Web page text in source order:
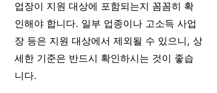
업장이 지원 대상에 포함되는지 꼼꼼히 확
인해야 합니다. 일부 업종이나 고소득 사업
장 등은 지원 대상에서 제외될 수 있으니, 상
세한 기준은 반드시 확인하시는 것이 좋습
니다.